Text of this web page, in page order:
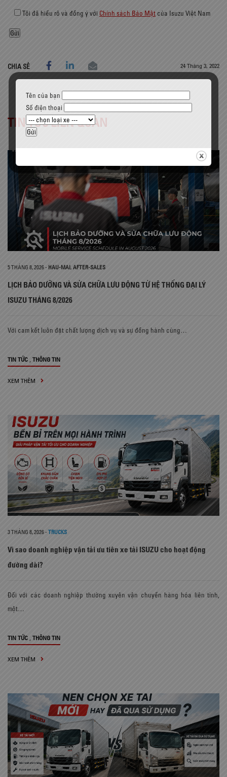
Tôi đã hiểu rõ và đồng ý với Chính sách Bảo Mật của Isuzu Việt Nam
CHIA SẺ 24 Tháng 3, 2022
TIN TỨC LIÊN QUAN
5 THÁNG 8, 2026- HAU-MAI, AFTER-SALES
LỊCH BẢO DƯỠNG VÀ SỬA CHỮA LƯU ĐỘNG TỪ HỆ THỐNG ĐẠI LÝ
ISUZU THÁNG 8/2026
Với cam kết luôn đặt chất lượng dịch vụ và sự đồng hành cùng…
TIN TỨC THÔNG TIN
XEM THÊM
3 THÁNG 8, 2026- TRUCKS
Vì sao doanh nghiệp vận tải ưu tiên xe tải ISUZU cho hoạt động
đường dài?
Đối với các doanh nghiệp thường xuyên vận chuyển hàng hóa liên tỉnh,
một…
TIN TỨC THÔNG TIN
XEM THÊM
Tên của bạn
Số điện thoại